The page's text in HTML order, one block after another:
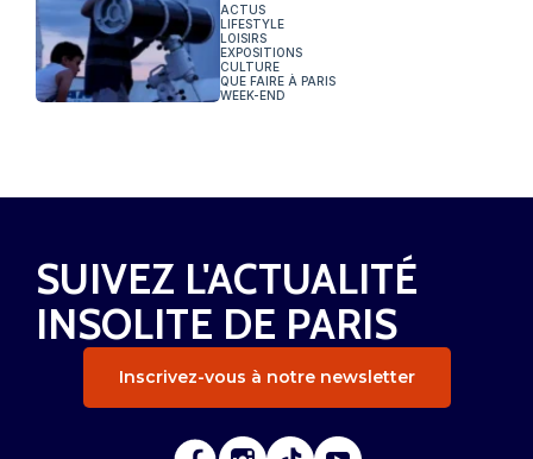
ACTUS
LIFESTYLE
LOISIRS
EXPOSITIONS
CULTURE
QUE FAIRE À PARIS
WEEK-END
SUIVEZ L'ACTUALITÉ
INSOLITE DE PARIS
Inscrivez-vous à notre newsletter